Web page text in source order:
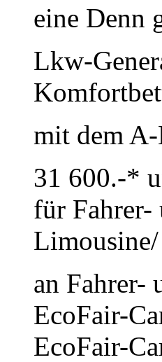
eine Denn
Lkw-
mit dem
31 600.-*
für Fahrer-
an Fahrer-
EcoFair-
EcoFair-